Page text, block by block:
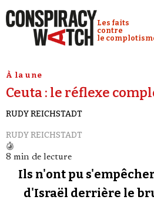
Conspiracy
Les faits
contre
le
Analyses
Conspipédia
Vidéos
Revues de
À la une
Ceuta : le réflexe
RUDY REICHSTADT
RUDY REICHSTADT
8 min de lecture
Ils n'ont pu
d'Israël derrière le